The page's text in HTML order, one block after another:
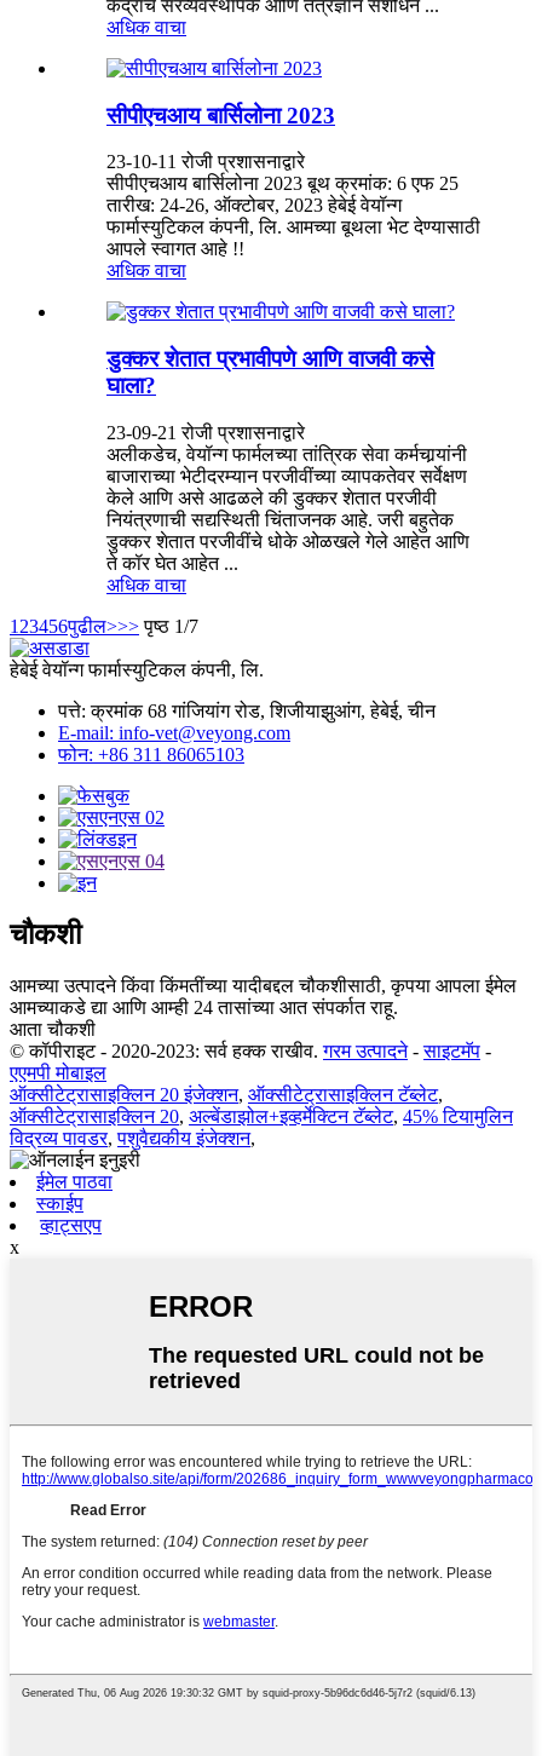
केंद्राचे सरव्यवस्थापक आणि तंत्रज्ञान संशोधन ...
अधिक वाचा
सीपीएचआय बार्सिलोना 2023
23-10-11 रोजी प्रशासनाद्वारे
सीपीएचआय बार्सिलोना 2023 बूथ क्रमांक: 6 एफ 25
तारीख: 24-26, ऑक्टोबर, 2023 हेबेई वेयॉन्ग
फार्मास्युटिकल कंपनी, लि. आमच्या बूथला भेट देण्यासाठी
आपले स्वागत आहे !!
अधिक वाचा
डुक्कर शेतात प्रभावीपणे आणि वाजवी कसे
घाला?
23-09-21 रोजी प्रशासनाद्वारे
अलीकडेच, वेयॉन्ग फार्मलच्या तांत्रिक सेवा कर्मचार्‍यांनी
बाजाराच्या भेटीदरम्यान परजीवींच्या व्यापकतेवर सर्वेक्षण
केले आणि असे आढळले की डुक्कर शेतात परजीवी
नियंत्रणाची सद्यस्थिती चिंताजनक आहे. जरी बहुतेक
डुक्कर शेतात परजीवींचे धोके ओळखले गेले आहेत आणि
ते कॉर घेत आहेत ...
अधिक वाचा
1 23456पुढील>>> पृष्ठ 1/7
हेबेई वेयॉन्ग फार्मास्युटिकल कंपनी, लि.
पत्ते: क्रमांक 68 गांजियांग रोड, शिजीयाझुआंग, हेबेई, चीन
E-mail: info-vet@veyong.com
फोन: +86 311 86065103
चौकशी
आमच्या उत्पादने किंवा किंमतींच्या यादीबद्दल चौकशीसाठी, कृपया आपला ईमेल
आमच्याकडे द्या आणि आम्ही 24 तासांच्या आत संपर्कात राहू.
आता चौकशी
© कॉपीराइट - 2020-2023: सर्व हक्क राखीव. गरम उत्पादने-साइटमॅप -
एएमपी मोबाइल
ऑक्सीटेट्रासाइक्लिन 20 इंजेक्शन, ऑक्सीटेट्रासाइक्लिन टॅब्लेट,
ऑक्सीटेट्रासाइक्लिन 20, अल्बेंडाझोल+इव्हर्मेक्टिन टॅब्लेट, 45% टियामुलिन
विद्रव्य पावडर,पशुवैद्यकीय इंजेक्शन,
ईमेल पाठवा
स्काईप
व्हाट्सएप
x